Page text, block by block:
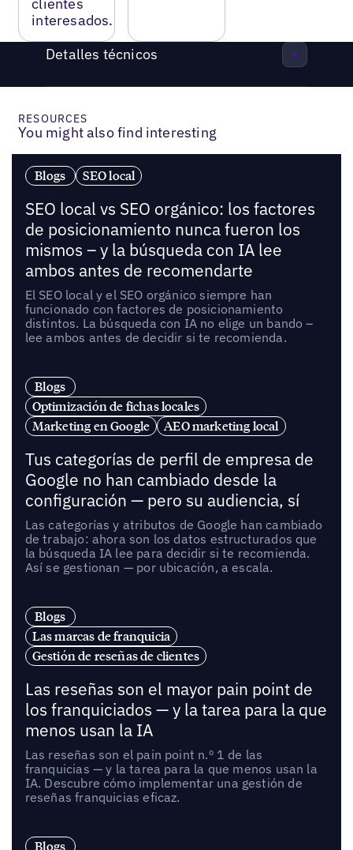
interesados.
Detalles técnicos
RESOURCES
You might also find interesting
Blogs SEO local
SEO local vs SEO orgánico: los factores
de posicionamiento nunca fueron los
mismos – y la búsqueda con IA lee
ambos antes de recomendarte
El SEO local y el SEO orgánico siempre han
funcionado con factores de posicionamiento
distintos. La búsqueda con IA no elige un bando –
lee ambos antes de decidir si te recomienda.
Blogs
Optimización de fichas locales
Marketing en Google
AEO marketing local
Tus categorías de perfil de empresa de
Google no han cambiado desde la
configuración — pero su audiencia, sí
Las categorías y atributos de Google han cambiado
de trabajo: ahora son los datos estructurados que
la búsqueda IA lee para decidir si te recomienda.
Así se gestionan — por ubicación, a escala.
Blogs
Las marcas de franquicia
Gestión de reseñas de clientes
Las reseñas son el mayor pain point de
los franquiciados — y la tarea para la que
menos usan la IA
Las reseñas son el pain point n.º 1 de las
franquicias — y la tarea para la que menos usan la
IA. Descubre cómo implementar una gestión de
reseñas franquicias eficaz.
Blogs